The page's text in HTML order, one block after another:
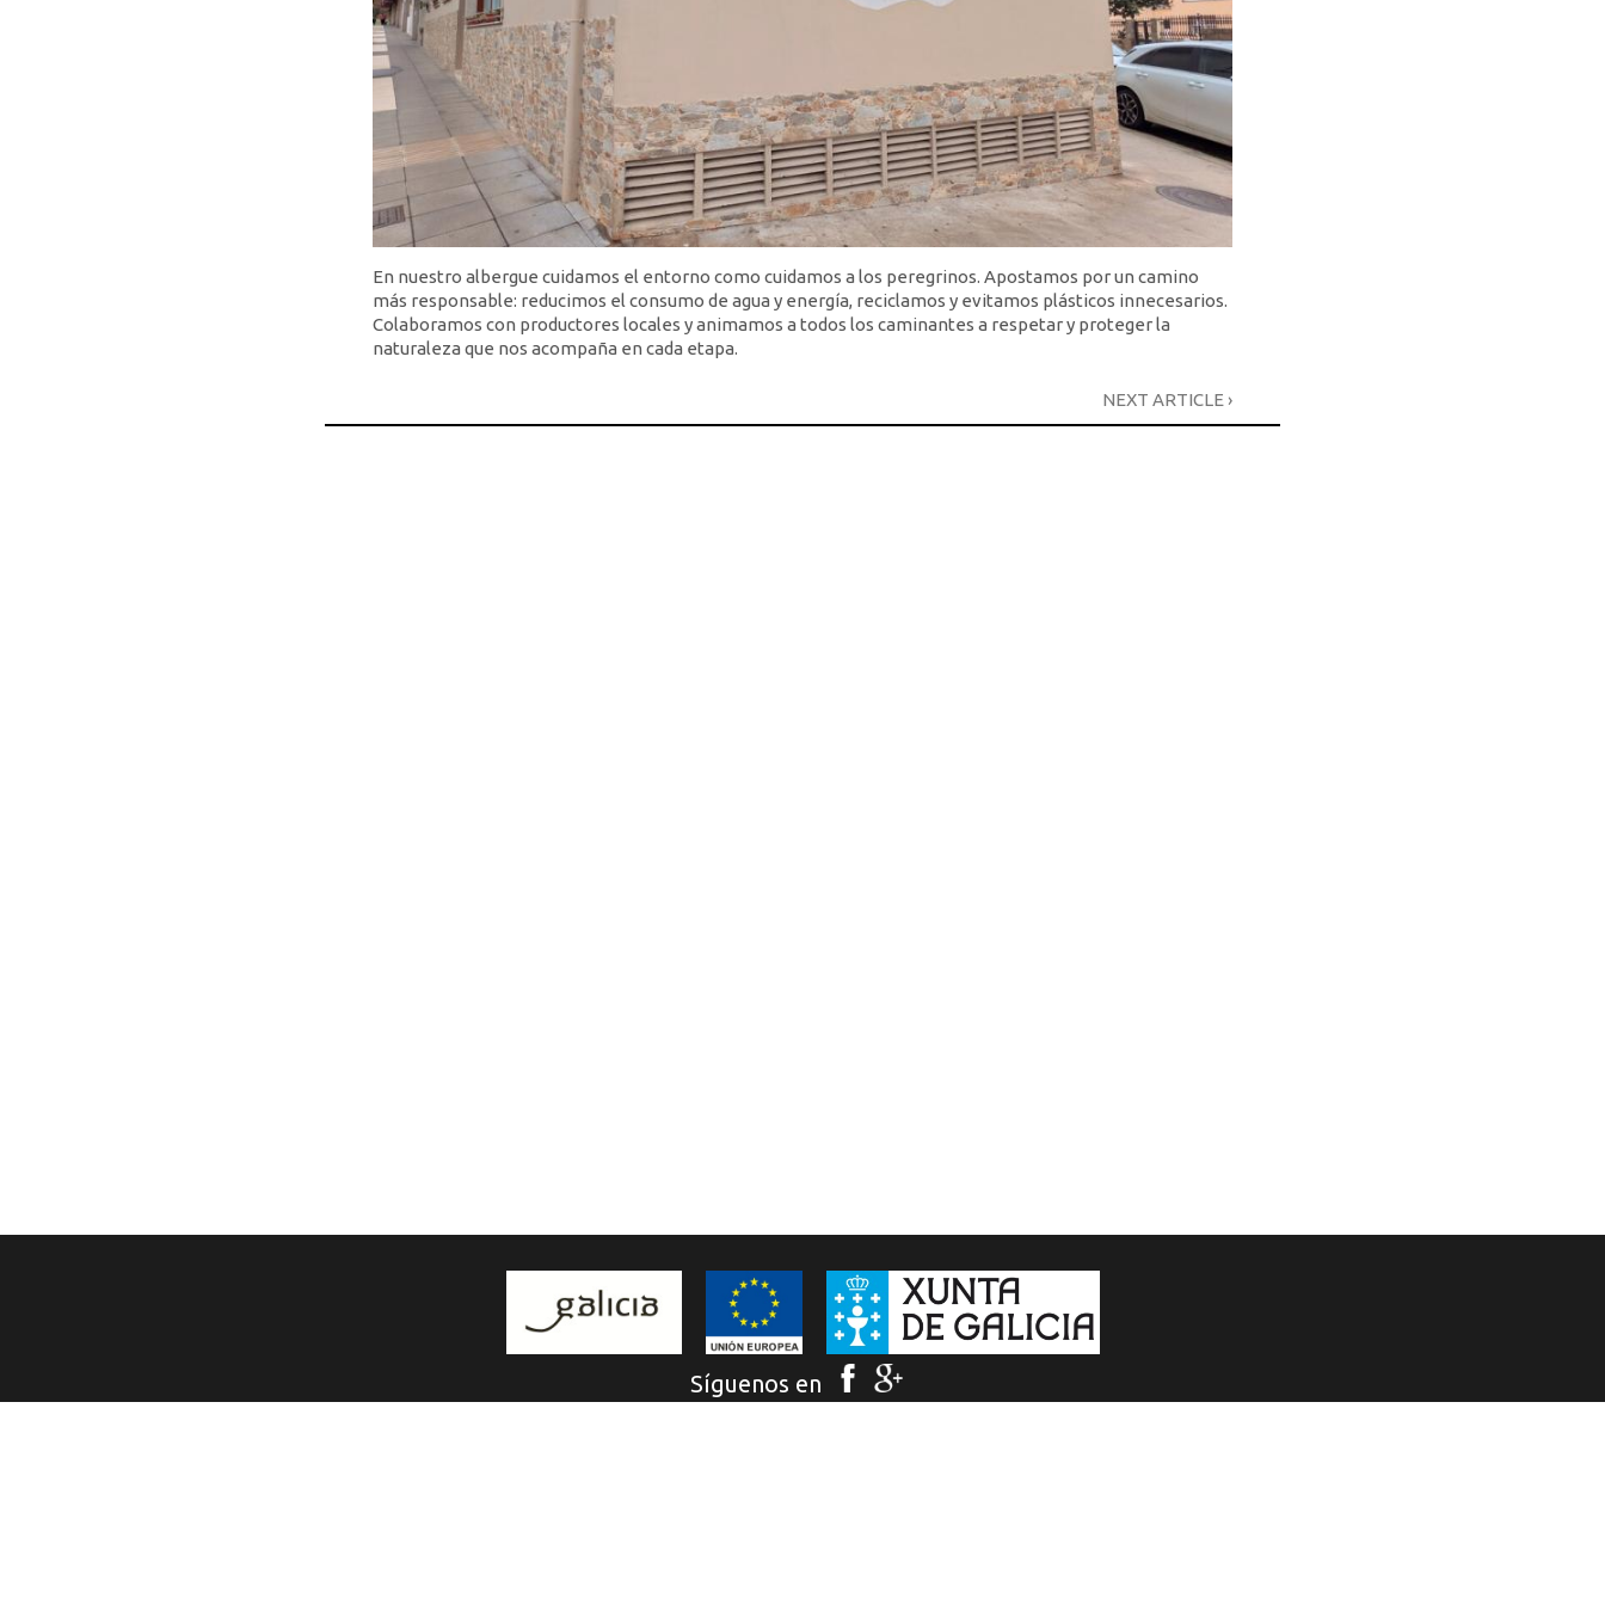
En nuestro albergue cuidamos el entorno como cuidamos a los peregrinos. Apostamos por un camino
más responsable: reducimos el consumo de agua y energía, reciclamos y evitamos plásticos innecesarios.
Colaboramos con productores locales y animamos a todos los caminantes a respetar y proteger la
naturaleza que nos acompaña en cada etapa.
NEXT ARTICLE ›
Síguenos en